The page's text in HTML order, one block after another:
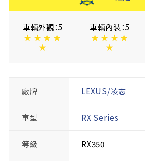
車輛外觀：5
★ ★ ★ ★
★
車輛內裝：5
★ ★ ★ ★
★
廠牌 LEXUS/凌志
車型 RX Series
等級 RX350